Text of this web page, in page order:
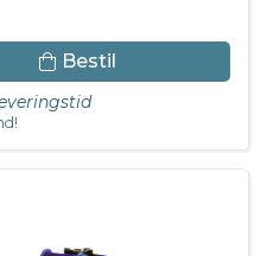
Bestil